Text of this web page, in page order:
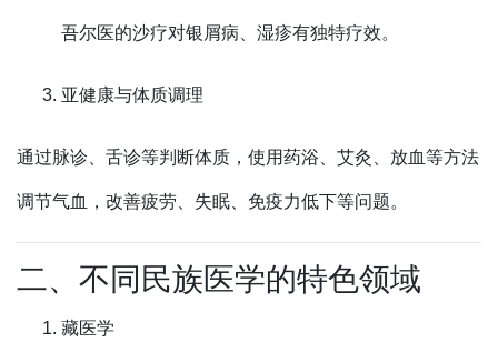
吾尔医的沙疗对银屑病、湿疹有独特疗效。
亚健康与体质调理
通过脉诊、舌诊等判断体质，使用药浴、艾灸、放血等方法
调节气血，改善疲劳、失眠、免疫力低下等问题。
二、不同民族医学的特色领域
藏医学